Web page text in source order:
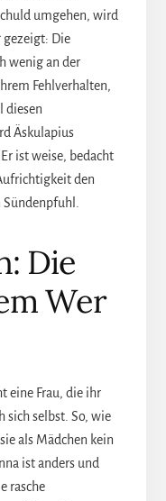
umgehen, wird
Die
wenig an der
Fehlverhalten,
diesen
Äskulapius
ist weise, bedacht
den
Sündenpfuhl.
Die
Wer
eine Frau, die ihr
sich selbst. So, wie
als Mädchen kein
ist anders und
rasche